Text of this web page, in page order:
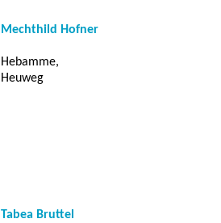
Mechthild Hofner
Hebamme,
Heuweg
Tabea Bruttel